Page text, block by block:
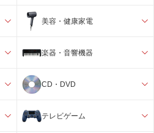
美容・健康家電
楽器・音響機器
CD・DVD
テレビゲーム